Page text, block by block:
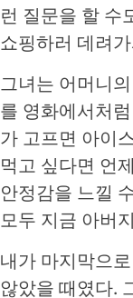
런 질문을 할 수
쇼핑하러 데려
그녀는 어머니
를 영화에서처
가 고프면 아이
먹고 싶다면 언
안정감을 느낄
모두 지금 아버
내가 마지막으
않았을 때였다.